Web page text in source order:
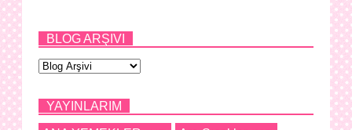
BLOG ARŞIVI
YAYINLARIM